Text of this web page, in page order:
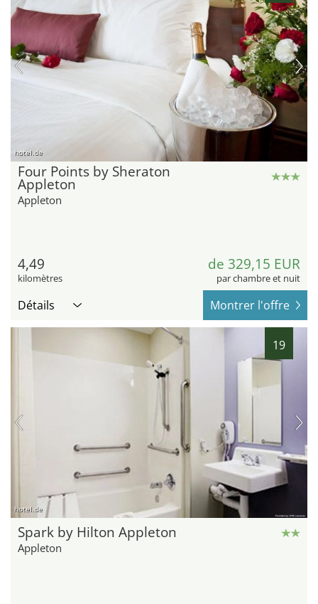
hotel.de
Four Points by Sheraton
Appleton
Appleton
4,49
kilomètres
de 329,15 EUR
par chambre et nuit
Détails Montrer l'offre
19
hotel.de
Spark by Hilton Appleton
Appleton